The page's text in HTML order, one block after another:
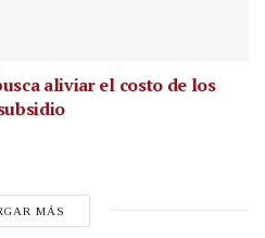
aliviar el costo de los
MÁS